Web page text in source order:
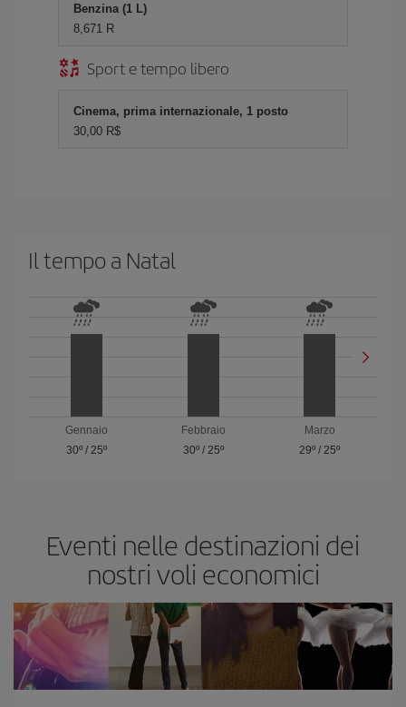
Benzina (1 L)
8,671 R
Sport e tempo libero
Cinema, prima internazionale, 1 posto
30,00 R$
Il tempo a Natal
Gennaio
30º/ 25º
Febbraio
30º/ 25º
Marzo
29º / 25º
Eventi nelle destinazioni dei
nostri voli economici